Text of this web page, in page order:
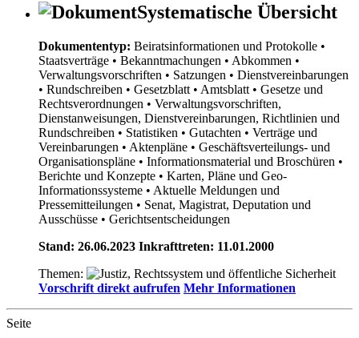
Systematische Übersicht
Dokumententyp: Beiratsinformationen und Protokolle •
Staatsverträge • Bekanntmachungen • Abkommen •
Verwaltungsvorschriften • Satzungen • Dienstvereinbarungen
• Rundschreiben • Gesetzblatt • Amtsblatt • Gesetze und
Rechtsverordnungen • Verwaltungsvorschriften,
Dienstanweisungen, Dienstvereinbarungen, Richtlinien und
Rundschreiben • Statistiken • Gutachten • Verträge und
Vereinbarungen • Aktenpläne • Geschäftsverteilungs- und
Organisationspläne • Informationsmaterial und Broschüren •
Berichte und Konzepte • Karten, Pläne und Geo-
Informationssysteme • Aktuelle Meldungen und
Pressemitteilungen • Senat, Magistrat, Deputation und
Ausschüsse • Gerichtsentscheidungen
Stand: 26.06.2023 Inkrafttreten: 11.01.2000
Themen:
Vorschrift direkt aufrufen Mehr Informationen
Seite